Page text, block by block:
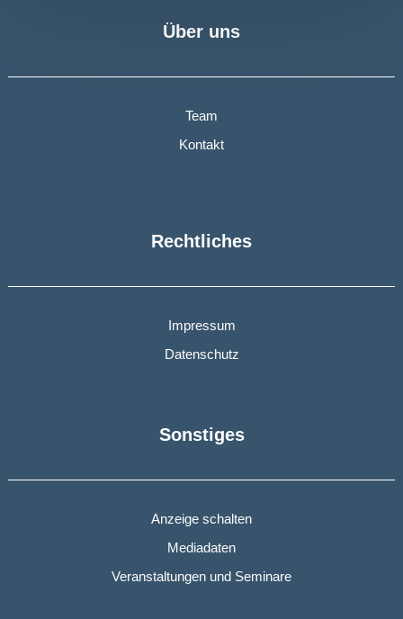
Über uns
Team
Kontakt
Rechtliches
Impressum
Datenschutz
Sonstiges
Anzeige schalten
Mediadaten
Veranstaltungen und Seminare